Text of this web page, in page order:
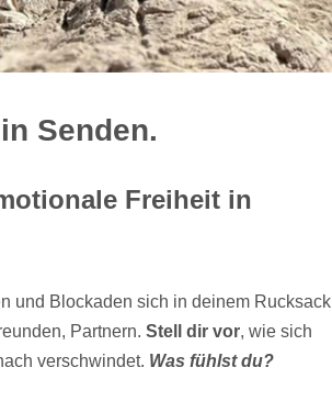
Senden.
Freiheit in
und Blockaden sich in deinem Rucksack
Partnern. Stell dir vor, wie sich
verschwindet. Was fühlst du?